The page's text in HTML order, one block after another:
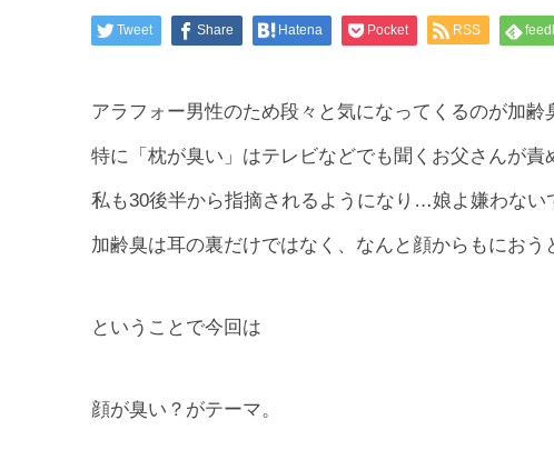
Tweet Share Hatena Pocket RSS
アラフォー男性のため段々と気になってくるのが加齢
特に「枕が臭い」はテレビなどでも聞くお父さんが責
私も30後半から指摘されるようになり…娘よ嫌わない
加齢臭は耳の裏だけではなく、なんと顔からもにおう
ということで今回は
顔が臭い？がテーマ。